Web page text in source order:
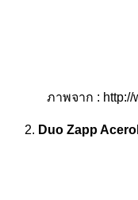
ภาพจาก : http://
Duo Zapp